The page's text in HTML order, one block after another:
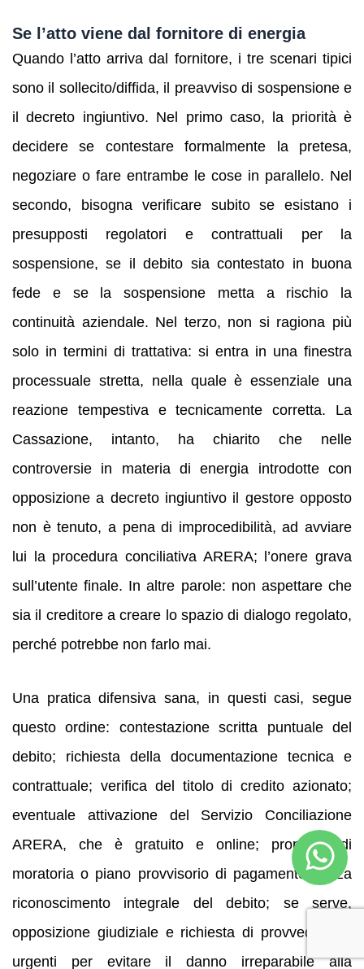
Se l’atto viene dal fornitore di energia
Quando l’atto arriva dal fornitore, i tre scenari tipici
sono il sollecito/diffida, il preavviso di sospensione e
il decreto ingiuntivo. Nel primo caso, la priorità è
decidere se contestare formalmente la pretesa,
negoziare o fare entrambe le cose in parallelo. Nel
secondo, bisogna verificare subito se esistano i
presupposti regolatori e contrattuali per la
sospensione, se il debito sia contestato in buona
fede e se la sospensione metta a rischio la
continuità aziendale. Nel terzo, non si ragiona più
solo in termini di trattativa: si entra in una finestra
processuale stretta, nella quale è essenziale una
reazione tempestiva e tecnicamente corretta. La
Cassazione, intanto, ha chiarito che nelle
controversie in materia di energia introdotte con
opposizione a decreto ingiuntivo il gestore opposto
non è tenuto, a pena di improcedibilità, ad avviare
lui la procedura conciliativa ARERA; l’onere grava
sull’utente finale. In altre parole: non aspettare che
sia il creditore a creare lo spazio di dialogo regolato,
perché potrebbe non farlo mai.
Una pratica difensiva sana, in questi casi, segue
questo ordine: contestazione scritta puntuale del
debito; richiesta della documentazione tecnica e
contrattuale; verifica del titolo di credito azionato;
eventuale attivazione del Servizio Conciliazione
ARERA, che è gratuito e online; proposta di
moratoria o piano provvisorio di pagamento senza
riconoscimento integrale del debito; se serve,
opposizione giudiziale e richiesta di provvedimenti
urgenti per evitare il danno irreparabile alla